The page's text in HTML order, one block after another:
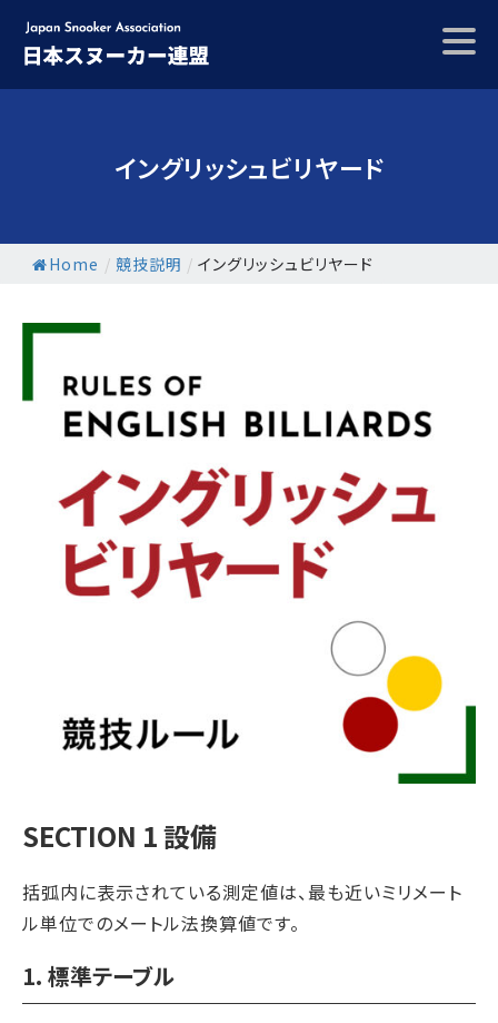
content
イングリッシュビリヤード
Home / 競技説明 / イングリッシュビリヤード
SECTION 1 設備
括弧内に表示されている測定値は、最も近いミリメート
ル単位でのメートル法換算値です。
1. 標準テーブル